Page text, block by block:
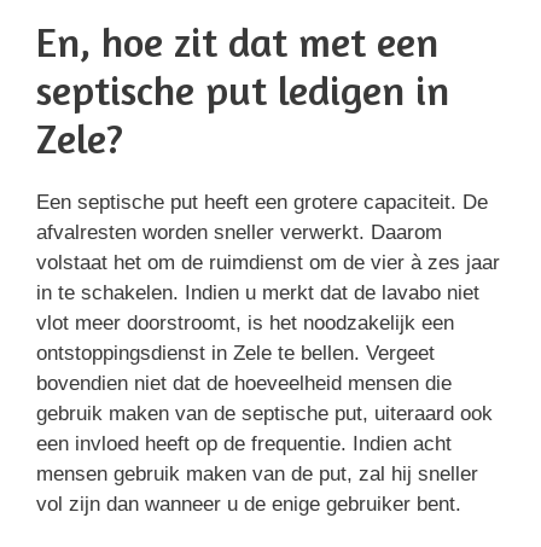
En, hoe zit dat met een
septische put ledigen in
Zele?
Een septische put heeft een grotere capaciteit. De
afvalresten worden sneller verwerkt. Daarom
volstaat het om de ruimdienst om de vier à zes jaar
in te schakelen. Indien u merkt dat de lavabo niet
vlot meer doorstroomt, is het noodzakelijk een
ontstoppingsdienst in Zele te bellen. Vergeet
bovendien niet dat de hoeveelheid mensen die
gebruik maken van de septische put, uiteraard ook
een invloed heeft op de frequentie. Indien acht
mensen gebruik maken van de put, zal hij sneller
vol zijn dan wanneer u de enige gebruiker bent.